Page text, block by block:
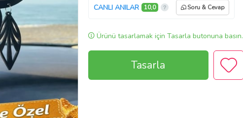
CANLI ANILAR 10,0 Soru & Cevap
Ürünü tasarlamak için Tasarla butonuna basın.
Tasarla